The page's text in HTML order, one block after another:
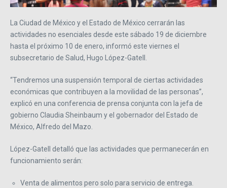
La Ciudad de México y el Estado de México cerrarán las
actividades no esenciales desde este sábado 19 de diciembre
hasta el próximo 10 de enero, informó este viernes el
subsecretario de Salud, Hugo López-Gatell.
“Tendremos una suspensión temporal de ciertas actividades
económicas que contribuyen a la movilidad de las personas”,
explicó en una conferencia de prensa conjunta con la jefa de
gobierno Claudia Sheinbaum y el gobernador del Estado de
México, Alfredo del Mazo.
López-Gatell detalló que las actividades que permanecerán en
funcionamiento serán:
Venta de alimentos pero solo para servicio de entrega.